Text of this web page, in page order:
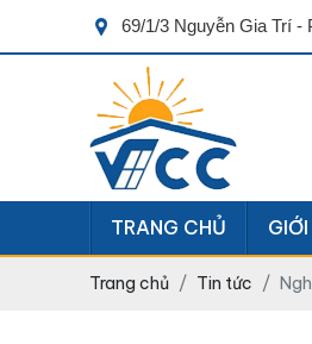
69/1/3 Nguyễn Gia Trí -
TRANG CHỦ
Trang chủ Tin tức